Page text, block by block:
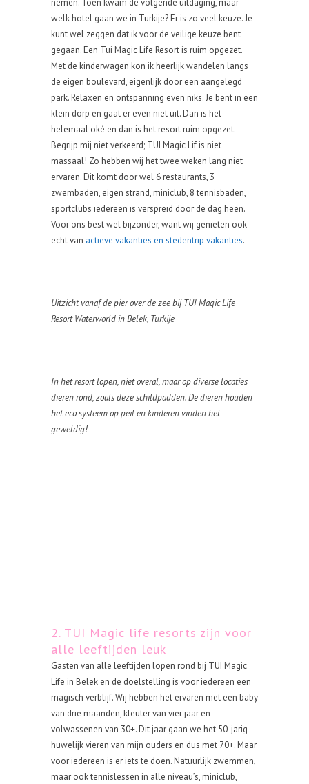
nemen. Toen kwam de volgende uitdaging, maar
welk hotel gaan we in Turkije? Er is zo veel keuze. Je
kunt wel zeggen dat ik voor de veilige keuze bent
gegaan. Een Tui Magic Life Resort is ruim opgezet.
Met de kinderwagen kon ik heerlijk wandelen langs
de eigen boulevard, eigenlijk door een aangelegd
park. Relaxen en ontspanning even niks. Je bent in een
klein dorp en gaat er even niet uit. Dan is het
helemaal oké en dan is het resort ruim opgezet.
Begrijp mij niet verkeerd; TUI Magic Lif is niet
massaal! Zo hebben wij het twee weken lang niet
ervaren. Dit komt door wel 6 restaurants, 3
zwembaden, eigen strand, miniclub, 8 tennisbaden,
sportclubs iedereen is verspreid door de dag heen.
Voor ons best wel bijzonder, want wij genieten ook
echt van actieve vakanties en stedentrip vakanties.
Uitzicht vanaf de pier over de zee bij TUI Magic Life
Resort Waterworld in Belek, Turkije
In het resort lopen, niet overal, maar op diverse locaties
dieren rond, zoals deze schildpadden. De dieren houden
het eco systeem op peil en kinderen vinden het
geweldig!
2. TUI Magic life resorts zijn voor
alle leeftijden leuk
Gasten van alle leeftijden lopen rond bij TUI Magic
Life in Belek en de doelstelling is voor iedereen een
magisch verblijf. Wij hebben het ervaren met een baby
van drie maanden, kleuter van vier jaar en
volwassenen van 30+. Dit jaar gaan we het 50-jarig
huwelijk vieren van mijn ouders en dus met 70+. Maar
voor iedereen is er iets te doen. Natuurlijk zwemmen,
maar ook tennislessen in alle niveau’s, miniclub,